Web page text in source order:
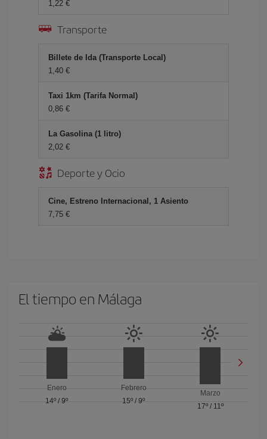
1,22 €
Transporte
Billete de Ida (Transporte Local)
1,40 €
Taxi 1km (Tarifa Normal)
0,86 €
La Gasolina (1 litro)
2,02 €
Deporte y Ocio
Cine, Estreno Internacional, 1 Asiento
7,75 €
El tiempo en Málaga
Enero
14º /9º
Febrero
15º / 9º
Marzo
17º/ 11º